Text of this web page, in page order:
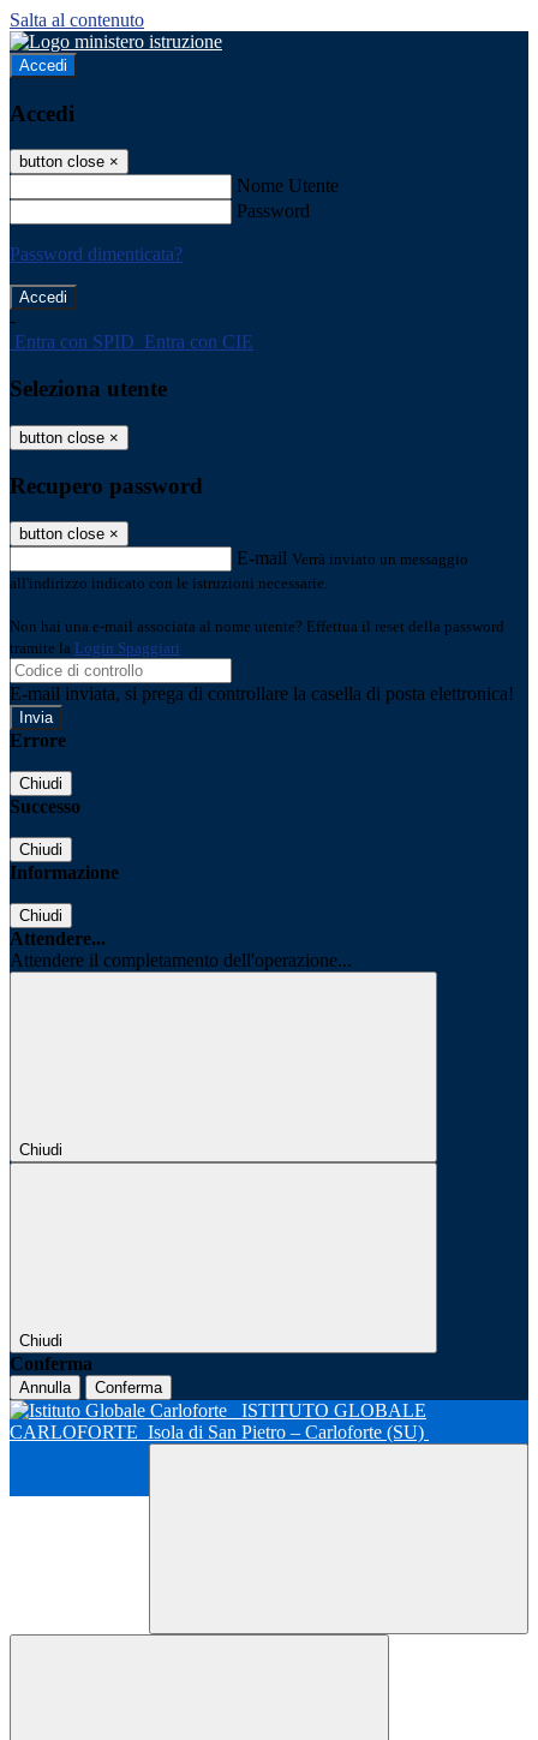
Salta al contenuto
Accedi
Accedi
button close ×
Nome Utente
Password
Password dimenticata?
-
Entra con SPID Entra con CIE
Seleziona utente
button close ×
Recupero password
button close ×
E-mail Verrà inviato un messaggio
all'indirizzo indicato con le istruzioni necessarie.
Non hai una e-mail associata al nome utente? Effettua il reset della password
tramite la Login Spaggiari
E-mail inviata, si prega di controllare la casella di posta elettronica!
Errore
Chiudi
Successo
Chiudi
Informazione
Chiudi
Attendere...
Attendere il completamento dell'operazione...
Chiudi
Chiudi
Conferma
Annulla Conferma
ISTITUTO GLOBALE
CARLOFORTE Isola di San Pietro – Carloforte (SU)